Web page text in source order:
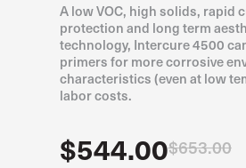
A low VOC, high solids,
protection and long term
technology, Intercure 4500
primers for more corrosive
characteristics (even at low
labor costs.
$653.00
$544.00